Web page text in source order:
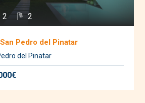
2 2
San Pedro del Pinatar
del Pinatar